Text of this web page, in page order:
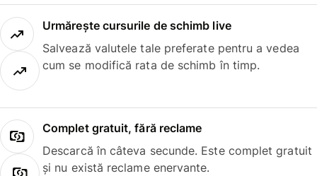
Urmărește cursurile de schimb live
Salvează valutele tale preferate pentru a vedea
cum se modifică rata de schimb în timp.
Complet gratuit, fără reclame
Descarcă în câteva secunde. Este complet gratuit
și nu există reclame enervante.